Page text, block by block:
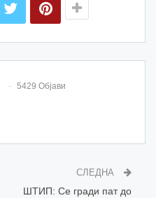
5429 Објави
СЛЕДНА
ШТИП: Се гради пат до